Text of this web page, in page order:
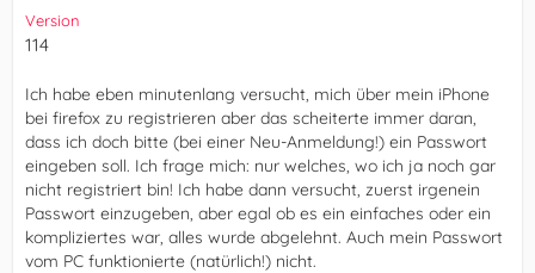
Version
114
Ich habe eben minutenlang versucht, mich über mein iPhone
bei firefox zu registrieren aber das scheiterte immer daran,
dass ich doch bitte (bei einer Neu-Anmeldung!) ein Passwort
eingeben soll. Ich frage mich: nur welches, wo ich ja noch gar
nicht registriert bin! Ich habe dann versucht, zuerst irgenein
Passwort einzugeben, aber egal ob es ein einfaches oder ein
kompliziertes war, alles wurde abgelehnt. Auch mein Passwort
vom PC funktionierte (natürlich!) nicht.